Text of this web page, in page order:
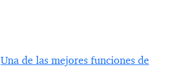
Una de las mejores funciones de